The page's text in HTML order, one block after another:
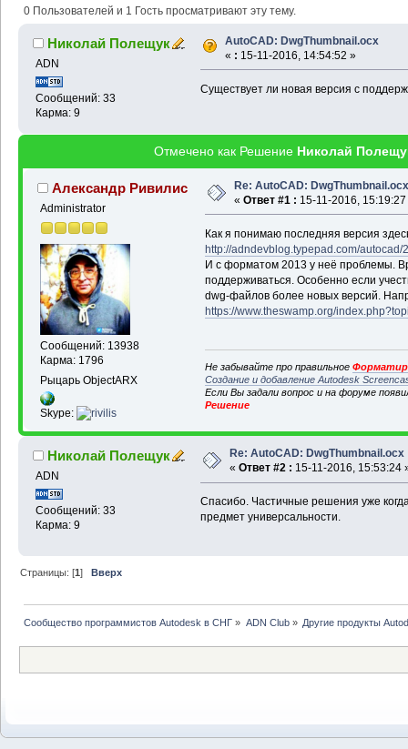
0 Пользователей и 1 Гость просматривают эту тему.
Николай Полещук
ADN
Сообщений: 33
Карма: 9
AutoCAD: DwgThumbnail.ocx
« : 15-11-2016, 14:54:52 »
Существует ли новая версия с
Отмечено как Решение Николай
Александр Ривилис
Administrator
Сообщений: 13938
Карма: 1796
Рыцарь ObjectARX
Skype:
Re: AutoCAD: DwgThumbnail.ocx
« Ответ #1 : 15-11-2016, 15:19:27
Как я понимаю последняя версия
http://adndevblog.typepad.com/
И с форматом 2013 у неё проблемы.
поддерживаться. Особенно если
dwg-файлов более новых версий.
https://www.theswamp.org/
Не забывайте про правильное
Создание и добавление Autodesk
Если Вы задали вопрос и на форуме
Решение
Николай Полещук
ADN
Сообщений: 33
Карма: 9
Re: AutoCAD: DwgThumbnail.ocx
« Ответ #2 : 15-11-2016, 15:53:24
Спасибо. Частичные решения уже
предмет универсальности.
Страницы: [1] Вверх
Сообщество программистов Autodesk в СНГ » ADN Club» Другие продукты